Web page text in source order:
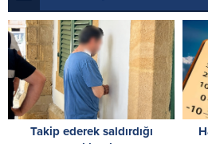
Takip ederek saldırdığı